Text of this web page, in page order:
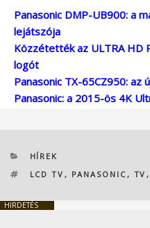
Panasonic DMP-UB900: a
lejátszója
Közzétették az ULTRA HD
logót
Panasonic TX-65CZ950: az
Panasonic: a 2015-ös 4K
KATEGÓRIÁK
HÍREK
CÍMKÉK
LCD TV , PANASONIC, TV ,
HIRDETÉS